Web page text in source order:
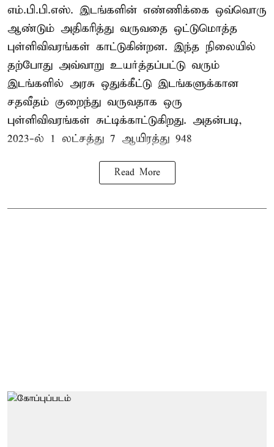
எம்.பி.பி.எஸ். இடங்களின் எண்ணிக்கை ஒவ்வொரு
ஆண்டும் அதிகரித்து வருவதை ஒட்டுமொத்த
புள்ளிவிவரங்கள் காட்டுகின்றன. இந்த நிலையில்
தற்போது அவ்வாறு உயர்த்தப்பட்டு வரும்
இடங்களில் அரசு ஒதுக்கீட்டு இடங்களுக்கான
சதவீதம் குறைந்து வருவதாக ஒரு
புள்ளிவிவரங்கள் சுட்டிக்காட்டுகிறது. அதன்படி,
2023-ல் 1 லட்சத்து 7 ஆயிரத்து 948
Read More